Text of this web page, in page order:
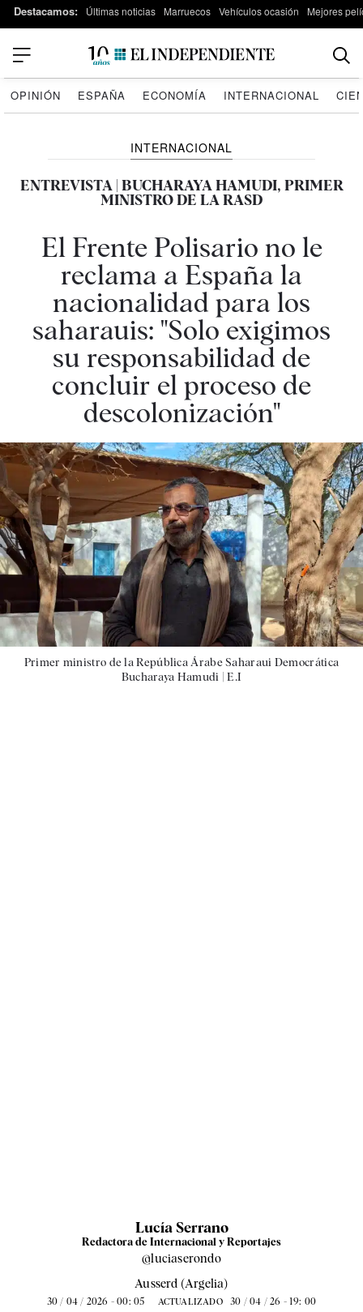
Destacamos: Últimas noticias Marruecos Vehículos ocasión Mejores
OPINIÓN ESPAÑA ECONOMÍA INTERNACIONAL
INTERNACIONAL
ENTREVISTA | BUCHARAYA HAMUDI, PRIMER
MINISTRO DE LA RASD
El Frente Polisario no le
reclama a España la
nacionalidad para los
saharauis: "Solo exigimos
su responsabilidad de
concluir el proceso de
descolonización"
Primer ministro de la República Árabe Saharaui Democrática
Bucharaya Hamudi |E.I
Lucía Serrano
Redactora de Internacional y Reportajes
@luciaserondo
Ausserd (Argelia)
30 / 04 / 2026 - 00: 05 ACTUALIZADO 30 / 04 / 26 - 19: 00